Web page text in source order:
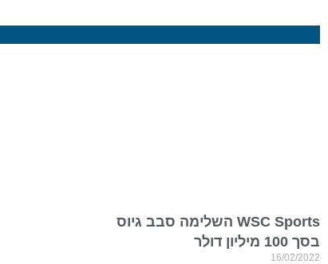
WSC Sports השלימה סבב גיוס
בסך 100 מיליון דולר
16/02/2022